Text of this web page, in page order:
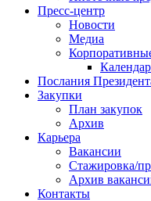
Пресс-центр
Новости
Медиа
Послания
Закупки
План закупок
Архив
Карьера
Вакансии
Стажировка/
Архив
Контакты